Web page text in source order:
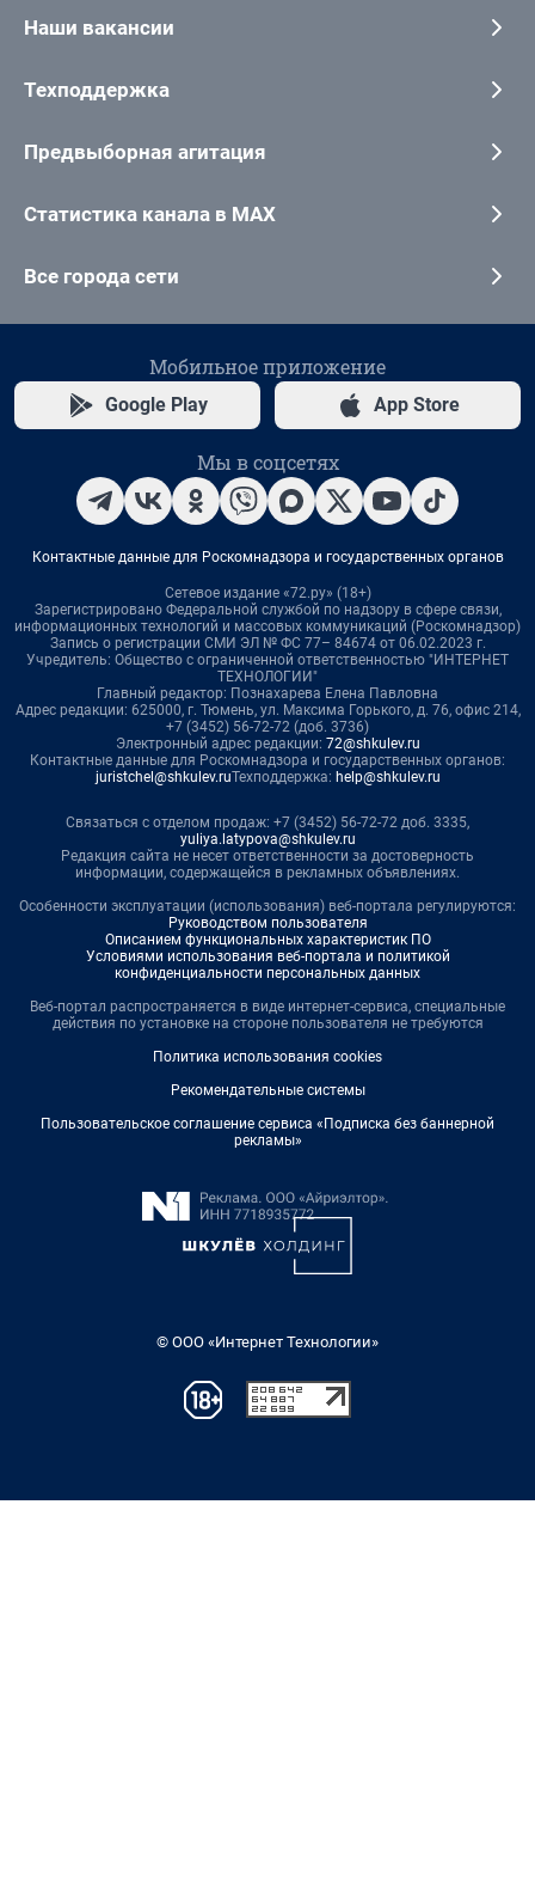
Наши вакансии
Техподдержка
Предвыборная агитация
Статистика канала в MAX
Все города сети
Мобильное приложение
Google Play App Store
Мы в соцсетях
Контактные данные для Роскомнадзора и государственных органов
Сетевое издание «72.ру» (18+)
Зарегистрировано Федеральной службой по надзору в сфере связи,
информационных технологий и массовых коммуникаций (Роскомнадзор)
Запись о регистрации СМИ ЭЛ № ФС 77– 84674 от 06.02.2023 г.
Учредитель: Общество с ограниченной ответственностью "ИНТЕРНЕТ
ТЕХНОЛОГИИ"
Главный редактор: Познахарева Елена Павловна
Адрес редакции: 625000, г. Тюмень, ул. Максима Горького, д. 76, офис 214,
+7 (3452) 56-72-72 (доб. 3736)
Электронный адрес редакции: 72@shkulev.ru
Контактные данные для Роскомнадзора и государственных органов:
juristchel@shkulev.ruТехподдержка: help@shkulev.ru
Связаться с отделом продаж: +7 (3452) 56-72-72 доб. 3335,
yuliya.latypova@shkulev.ru
Редакция сайта не несет ответственности за достоверность
информации, содержащейся в рекламных объявлениях.
Особенности эксплуатации (использования) веб-портала регулируются:
Руководством пользователя
Описанием функциональных характеристик ПО
Условиями использования веб-портала и политикой
конфиденциальности персональных данных
Веб-портал распространяется в виде интернет-сервиса, специальные
действия по установке на стороне пользователя не требуются
Политика использования cookies
Рекомендательные системы
Пользовательское соглашение сервиса «Подписка без баннерной
рекламы»
© ООО «Интернет Технологии»